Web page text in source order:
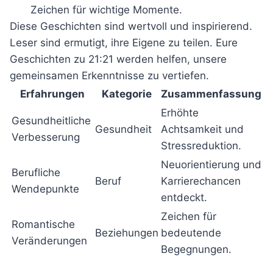
Zeichen für wichtige Momente.
Diese Geschichten sind wertvoll und inspirierend.
Leser sind ermutigt, ihre Eigene zu teilen. Eure
Geschichten zu 21:21 werden helfen, unsere
gemeinsamen Erkenntnisse zu vertiefen.
Erfahrungen
Kategorie Zusammenfassung
Gesundheitliche
Verbesserung
Gesundheit
Erhöhte
Achtsamkeit und
Stressreduktion.
Berufliche
Wendepunkte
Beruf
Neuorientierung und
Karrierechancen
entdeckt.
Romantische
Veränderungen
Beziehungen
Zeichen für
bedeutende
Begegnungen.